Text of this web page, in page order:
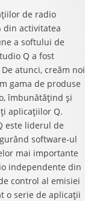
de radio
din activitatea
a softului de
Q a fost
atunci, creăm noi
gama de produse
îmbunătăţind şi
aplicaţiilor Q.
este liderul de
software-ul
mai importante
independente din
control al emisiei
o serie de aplicaţii